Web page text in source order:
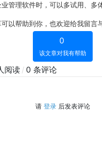
管理软件时，可以多试用、多
以帮助到你，也欢迎给我留言
0
该文章对我有帮助
阅读/ 0 条评论
请 登录 后发表评论